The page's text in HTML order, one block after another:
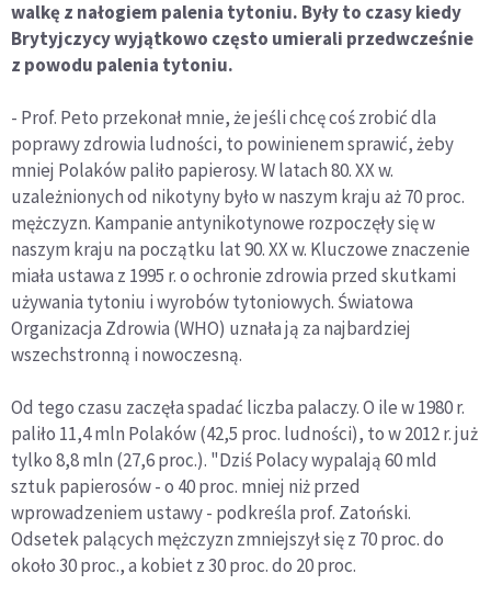
walkę z nałogiem palenia tytoniu. Były to czasy kiedy
Brytyjczycy wyjątkowo często umierali przedwcześnie
z powodu palenia tytoniu.
- Prof. Peto przekonał mnie, że jeśli chcę coś zrobić dla
poprawy zdrowia ludności, to powinienem sprawić, żeby
mniej Polaków paliło papierosy. W latach 80. XX w.
uzależnionych od nikotyny było w naszym kraju aż 70 proc.
mężczyzn. Kampanie antynikotynowe rozpoczęły się w
naszym kraju na początku lat 90. XX w. Kluczowe znaczenie
miała ustawa z 1995 r. o ochronie zdrowia przed skutkami
używania tytoniu i wyrobów tytoniowych. Światowa
Organizacja Zdrowia (WHO) uznała ją za najbardziej
wszechstronną i nowoczesną.
Od tego czasu zaczęła spadać liczba palaczy. O ile w 1980 r.
paliło 11,4 mln Polaków (42,5 proc. ludności), to w 2012 r. już
tylko 8,8 mln (27,6 proc.). "Dziś Polacy wypalają 60 mld
sztuk papierosów - o 40 proc. mniej niż przed
wprowadzeniem ustawy - podkreśla prof. Zatoński.
Odsetek palących mężczyzn zmniejszył się z 70 proc. do
około 30 proc., a kobiet z 30 proc. do 20 proc.